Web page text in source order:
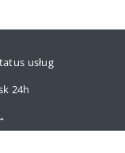
usług
24h